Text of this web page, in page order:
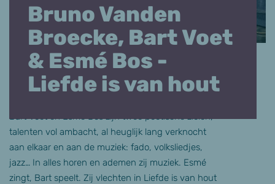
Bruno Vanden
Broecke, Bart Voet
& Esmé Bos -
Liefde is van hout
talenten vol ambacht, al heuglijk lang verknocht
aan elkaar en aan de muziek: fado, volksliedjes,
jazz… In alles horen en ademen zij muziek. Esmé
zingt, Bart speelt. Zij vlechten in Liefde is van hout